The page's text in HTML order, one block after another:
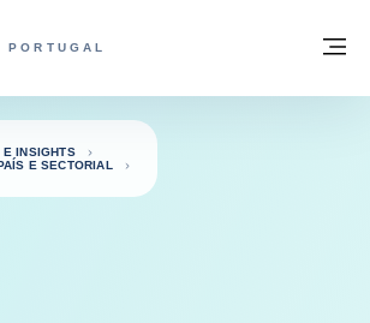
COFACE FOR TRADE - HOMEPAGE DO
PORTUGAL
E INSIGHTS
E SECTORIAL